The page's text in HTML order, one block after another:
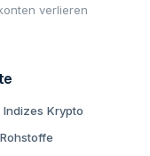
verlieren
Indizes Krypto
Rohstoffe